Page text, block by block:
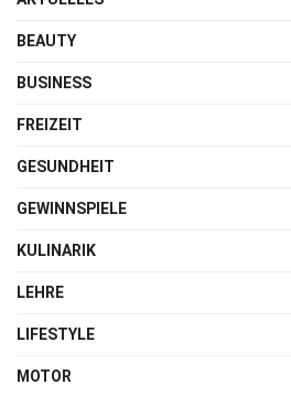
BEAUTY
BUSINESS
FREIZEIT
GESUNDHEIT
GEWINNSPIELE
KULINARIK
LEHRE
LIFESTYLE
MOTOR